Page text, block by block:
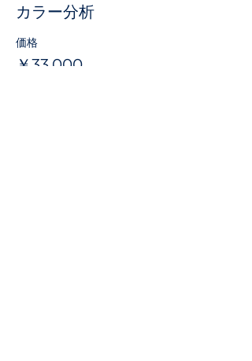
（３）相談3＆カラー分析と活用方法
お似合いになる色を分析します
カラー分析
価格
￥33,000